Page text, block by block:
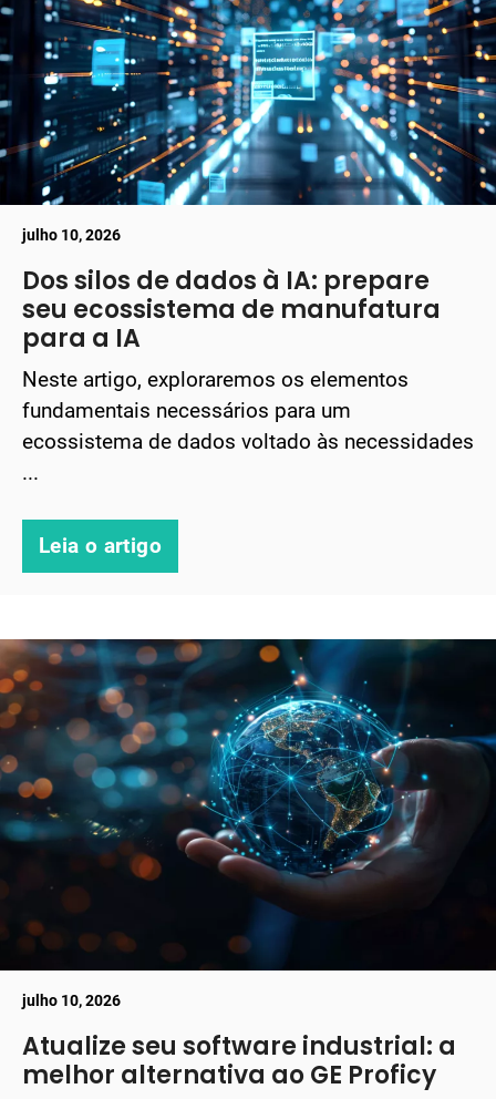
julho 10, 2026
Dos silos de dados à IA: prepare
seu ecossistema de manufatura
para a IA
Neste artigo, exploraremos os elementos
fundamentais necessários para um
ecossistema de dados voltado às necessidades
...
Leia o artigo
julho 10, 2026
Atualize seu software industrial: a
melhor alternativa ao GE Proficy